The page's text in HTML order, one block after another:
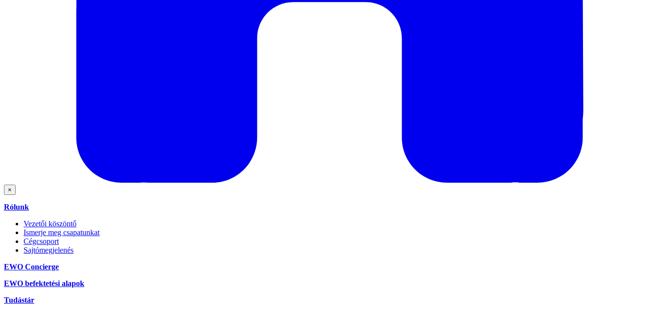
×
Rólunk
Vezetői köszöntő
Ismerje meg csapatunkat
Cégcsoport
Sajtómegjelenés
EWO Concierge
EWO befektetési alapok
Tudástár